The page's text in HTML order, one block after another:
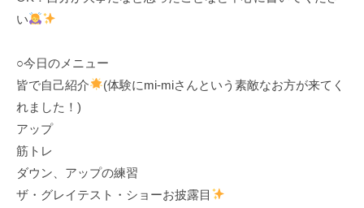
K
s
u
い
○今日のメニュー
皆で自己紹介
(体験にmi-miさんという素敵なお方が来てく
れました！)
アップ
筋トレ
ダウン、アップの練習
ザ・グレイテスト・ショーお披露目